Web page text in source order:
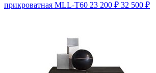
прикроватная MLL-T60 23 200 ₽ 32 500 ₽